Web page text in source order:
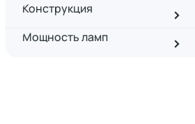
Конструкция
Мощность ламп